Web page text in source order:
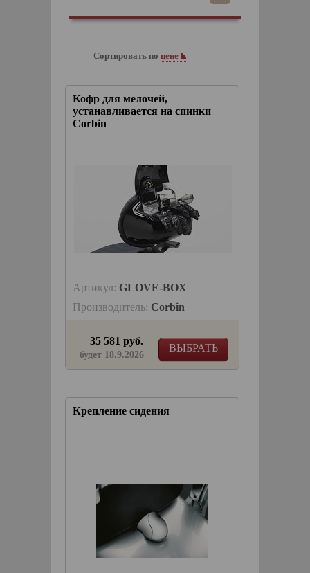
Сортировать по цене
Кофр для мелочей,
устанавливается на спинки
Corbin
Артикул: GLOVE-BOX
Производитель: Corbin
ВЫБРАТЬ
35 581 руб.
будет 18.9.2026
Крепление сидения